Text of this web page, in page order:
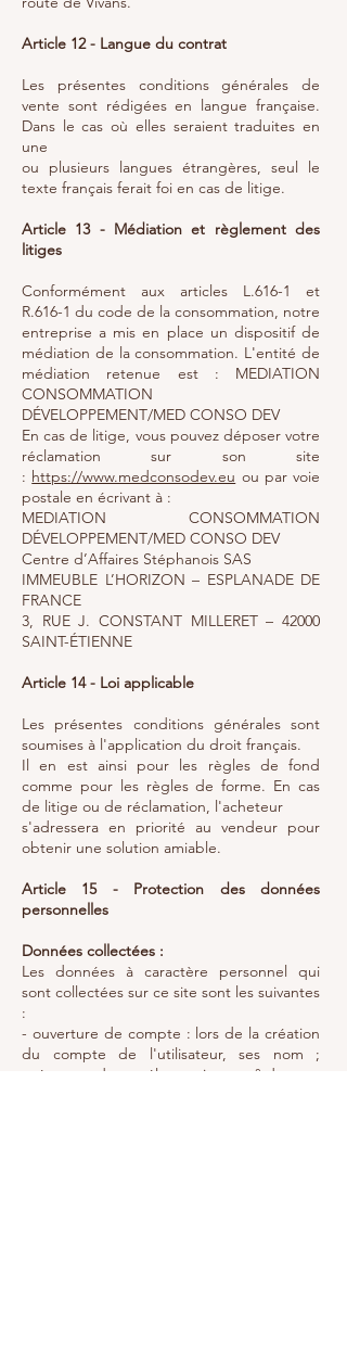
Article 12 - Langue du contrat
Les présentes conditions générales de
vente sont rédigées en langue française.
Dans le cas où elles seraient traduites en
une
ou plusieurs langues étrangères, seul le
texte français ferait foi en cas de litige.
Article 13 - Médiation et règlement des
litiges
Conformément aux articles L.616-1 et
R.616-1 du code de la consommation, notre
entreprise a mis en place un dispositif de
médiation de la consommation. L'entité de
médiation retenue est : MEDIATION
CONSOMMATION
DÉVELOPPEMENT/MED CONSO DEV
En cas de litige, vous pouvez déposer votre
réclamation sur son site
: https://www.medconsodev.eu ou par voie
postale en écrivant à :
MEDIATION CONSOMMATION
DÉVELOPPEMENT/MED CONSO DEV
Centre d’Affaires Stéphanois SAS
IMMEUBLE L’HORIZON – ESPLANADE DE
FRANCE
3, RUE J. CONSTANT MILLERET – 42000
SAINT-ÉTIENNE
Article 14 - Loi applicable
Les présentes conditions générales sont
soumises à l'application du droit français.
Il en est ainsi pour les règles de fond
comme pour les règles de forme. En cas
de litige ou de réclamation, l'acheteur
s'adressera en priorité au vendeur pour
obtenir une solution amiable.
Article 15 - Protection des données
personnelles
Données collectées :
Les données à caractère personnel qui
sont collectées sur ce site sont les suivantes
:
- ouverture de compte : lors de la création
du compte de l'utilisateur, ses nom ;
prénom ; adresse électronique ; n° de